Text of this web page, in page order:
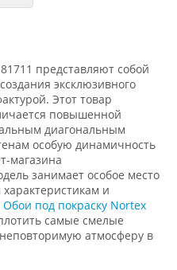
представляют собой
эксклюзивного
Этот товар
повышенной
диагональным
особую динамичность
магазина
занимает особое место
и
Обои под покраску Nortex
самые смелые
атмосферу в